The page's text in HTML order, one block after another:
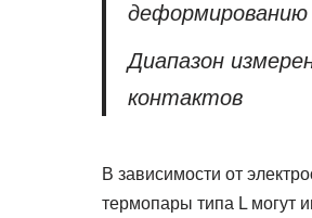
деформированию
Диапазон
контактов
В зависимости от
термопары типа L могут